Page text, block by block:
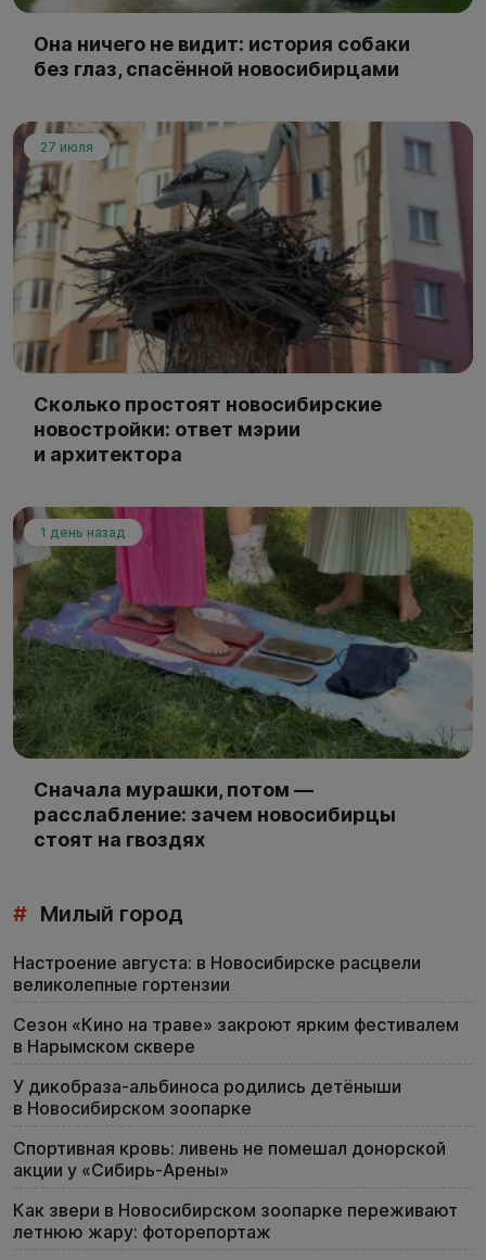
Она ничего не видит: история собаки
без глаз, спасённой новосибирцами
27 июля
Сколько простоят новосибирские
новостройки: ответ мэрии
и архитектора
1 день назад
Сначала мурашки, потом —
расслабление: зачем новосибирцы
стоят на гвоздях
# Милый город
Настроение августа: в Новосибирске расцвели
великолепные гортензии
Сезон «Кино на траве» закроют ярким фестивалем
в Нарымском сквере
У дикобраза-альбиноса родились детёныши
в Новосибирском зоопарке
Спортивная кровь: ливень не помешал донорской
акции у «Сибирь-Арены»
Как звери в Новосибирском зоопарке переживают
летнюю жару: фоторепортаж